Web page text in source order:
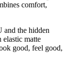
comfort,
and the hidden
matte
good, feel good,